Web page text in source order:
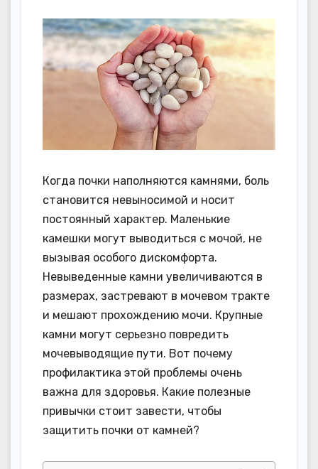
Когда почки наполняются камнями, боль
становится невыносимой и носит
постоянный характер. Маленькие
камешки могут выводиться с мочой, не
вызывая особого дискомфорта.
Невыведенные камни увеличиваются в
размерах, застревают в мочевом тракте
и мешают прохождению мочи. Крупные
камни могут серьезно повредить
мочевыводящие пути. Вот почему
профилактика этой проблемы очень
важна для здоровья. Какие полезные
привычки стоит завести, чтобы
защитить почки от камней?